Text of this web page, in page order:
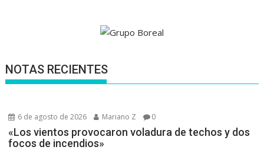
NOTAS RECIENTES
6 de agosto de 2026 Mariano Z 0
«Los vientos provocaron voladura de techos y dos
focos de incendios»